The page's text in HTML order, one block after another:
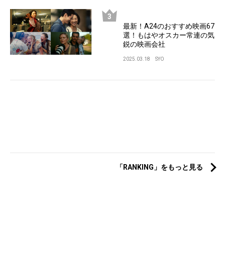
最新！A24のおすすめ映画67
選！もはやオスカー常連の気
鋭の映画会社
2025.03.18 SYO
「RANKING」をもっと見る